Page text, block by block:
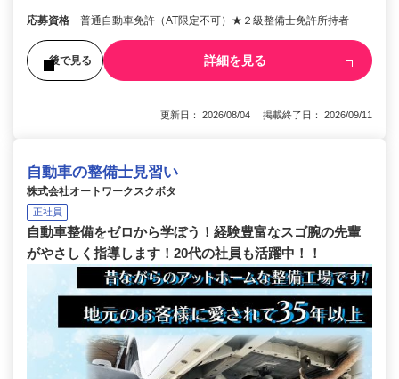
応募資格 普通自動車免許（AT限定不可）★２級整備士免許所持者
後で見る 詳細を見る
更新日： 2026/08/04 掲載終了日： 2026/09/11
自動車の整備士見習い
株式会社オートワークスクボタ
正社員
自動車整備をゼロから学ぼう！経験豊富なスゴ腕の先輩
がやさしく指導します！20代の社員も活躍中！！